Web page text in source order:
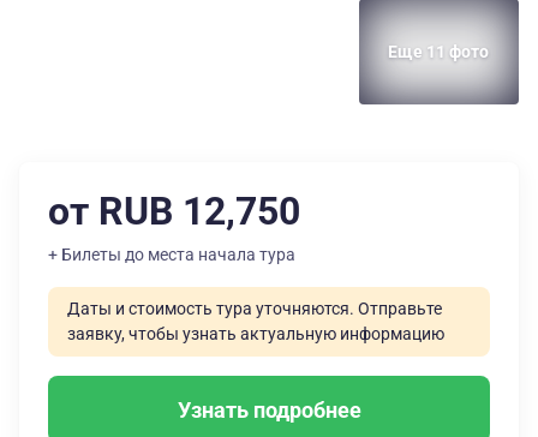
Еще 11 фото
от RUB 12,750
+ Билеты до места начала тура
Даты и стоимость тура уточняются. Отправьте
заявку, чтобы узнать актуальную информацию
Узнать подробнее